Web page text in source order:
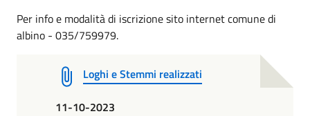
Per info e modalità di iscrizione sito internet comune di
albino - 035/759979.
Loghi e Stemmi realizzati
11-10-2023